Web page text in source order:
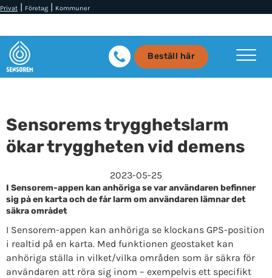
Privat | Företag | Kommuner
Beställ här
Sensorems trygghetslarm
ökar tryggheten vid demens
2023-05-25
I Sensorem-appen kan anhöriga se var användaren befinner
sig på en karta och de får larm om användaren lämnar det
säkra området
I Sensorem-appen kan anhöriga se klockans GPS-position
i realtid på en karta. Med funktionen geostaket kan
anhöriga ställa in vilket/vilka områden som är säkra för
användaren att röra sig inom – exempelvis ett specifikt